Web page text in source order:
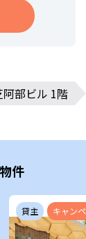
阿部ビル 1階
件
貸主 キャン